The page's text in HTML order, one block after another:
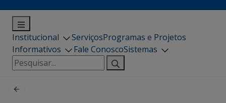
Institucional ServiçosProgramas e Projetos
Informativos
Fale ConoscoSistemas
Pesquisar
por: